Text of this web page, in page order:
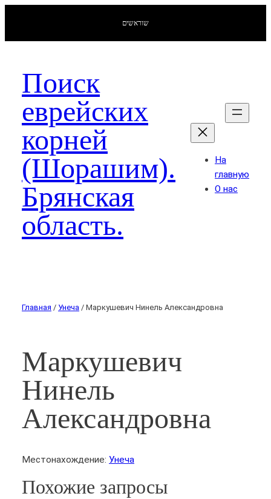
שוראשים
Поиск
еврейских
корней
(Шорашим).
Брянская
область.
На
главную
О нас
Главная / Унеча / Маркушевич Нинель Александровна
Маркушевич
Нинель
Александровна
Местонахождение: Унеча
Похожие запросы